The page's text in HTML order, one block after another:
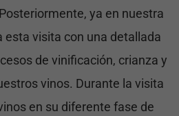
ya en nuestra
esta visita con una detallada
de vinificación, crianza y
vinos. Durante la visita
en su diferente fase de